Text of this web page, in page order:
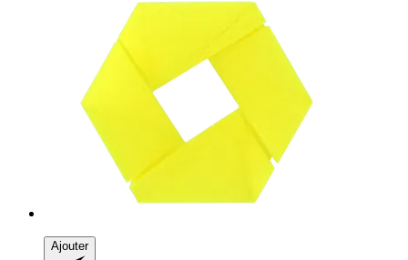
Ajouter